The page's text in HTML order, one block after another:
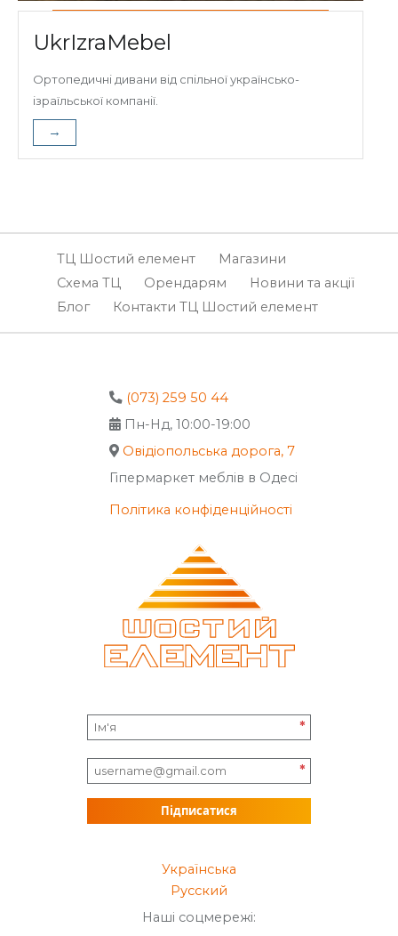
UkrIzraMebel
Ортопедичні дивани від спільної українсько-
ізраїльської компанії.
→
ТЦ Шостий елемент
Магазини
Схема ТЦ
Орендарям
Новини та акції
Блог
Контакти ТЦ Шостий елемент
(073) 259 50 44
Пн-Нд, 10:00-19:00
Овідіопольська дорога, 7
Гіпермаркет меблів в Одесі
Політика конфіденційності
*
*
Підписатися
Українська
Русский
Наші соцмережі: